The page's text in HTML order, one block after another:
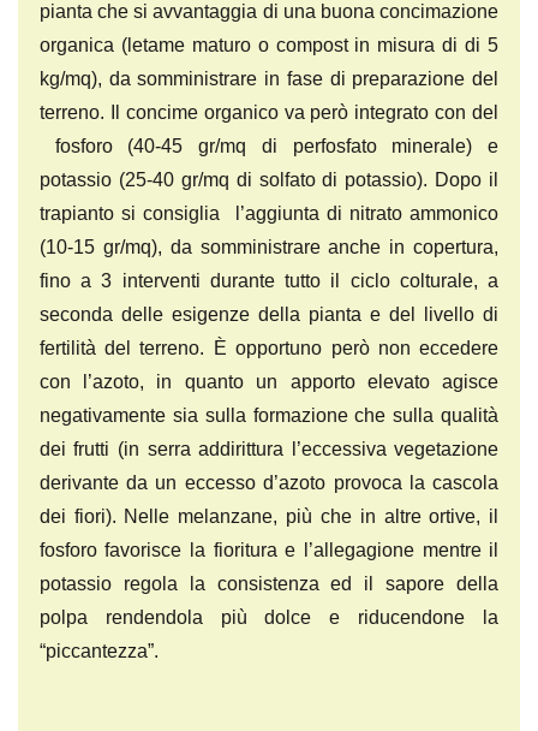
pianta che si avvantaggia di una buona concimazione
organica (letame maturo o compost in misura di di 5
kg/mq), da somministrare in fase di preparazione del
terreno. Il concime organico va però integrato con del
fosforo (40-45 gr/mq di perfosfato minerale) e
potassio (25-40 gr/mq di solfato di potassio). Dopo il
trapianto si consiglia l’aggiunta di nitrato ammonico
(10-15 gr/mq), da somministrare anche in copertura,
fino a 3 interventi durante tutto il ciclo colturale, a
seconda delle esigenze della pianta e del livello di
fertilità del terreno. È opportuno però non eccedere
con l’azoto, in quanto un apporto elevato agisce
negativamente sia sulla formazione che sulla qualità
dei frutti (in serra addirittura l’eccessiva vegetazione
derivante da un eccesso d’azoto provoca la cascola
dei fiori). Nelle melanzane, più che in altre ortive, il
fosforo favorisce la fioritura e l’allegagione mentre il
potassio regola la consistenza ed il sapore della
polpa rendendola più dolce e riducendone la
“piccantezza”.